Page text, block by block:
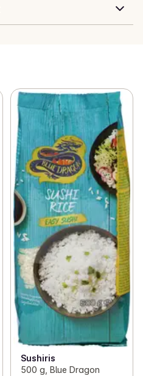
Sushiris
500 g, Blue Dragon